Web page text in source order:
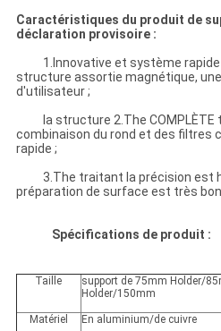
Caractéristiques du produit de
déclaration provisoire :
1.Innovative et système rapide
structure assortie magnétique,
d'utilisateur ;
la structure 2.The COMPLÈTE
combinaison du rond et des filtres
rapide ;
3.The traitant la précision est
préparation de surface est très
Spécifications de produit :
Taille
support de 75mm Holder/
Holder/150mm
Matériel En aluminium/de cuivre